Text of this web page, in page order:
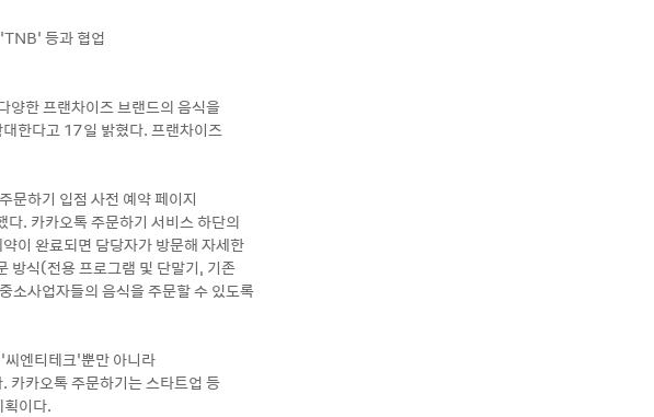
등과 협업
한 프랜차이즈 브랜드의 음식을
대한다고 17일 밝혔다. 프랜차이즈
문하기 입점 사전 예약 페이지
카오톡 주문하기 서비스 하단의
이 완료되면 담당자가 방문해 자세한
방식(전용 프로그램 및 단말기, 기존
소사업자들의 음식을 주문할 수 있도록
엔티테크’뿐만 아니라
카카오톡 주문하기는 스타트업 등
획이다.